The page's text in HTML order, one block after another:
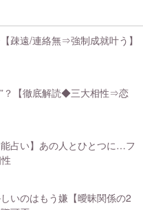
疎遠/連絡無⇒強制成就叶う】
？【徹底解読◆三大相性⇒恋
能占い】あの人とひとつに…フ
いのはもう嫌【曖昧関係の2